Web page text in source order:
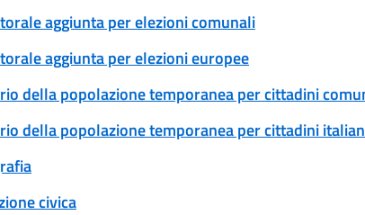
aggiunta per elezioni comunali
aggiunta per elezioni europee
della popolazione temporanea per cittadini
della popolazione temporanea per cittadini
civica